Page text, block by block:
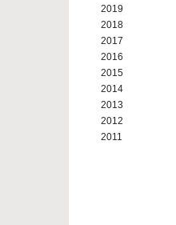
2019
2018
2017
2016
2015
2014
2013
2012
2011